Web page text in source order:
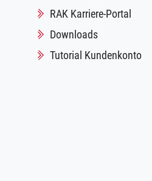
RAK Karriere-Portal
Downloads
Tutorial Kundenkonto